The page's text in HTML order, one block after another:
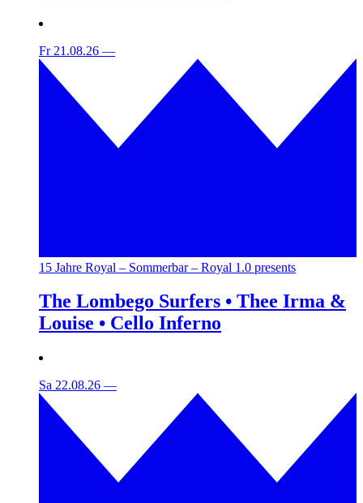
Fr 21.08.26 —
15 Jahre Royal – Sommerbar – Royal 1.0 presents
The Lombego Surfers • Thee Irma &
Louise • Cello Inferno
Sa 22.08.26 —